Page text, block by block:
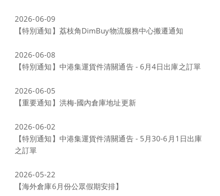
2026-06-09
【特別通知】荔枝角DimBuy物流服務中心搬遷通知
2026-06-08
【特別通知】中港集運貨件清關通告 - 6月4日出庫之訂單
2026-06-05
【重要通知】洪梅-國內倉庫地址更新
2026-06-02
【特別通知】中港集運貨件清關通告 - 5月30-6月1日出庫
之訂單
2026-05-22
【海外倉庫6月份公眾假期安排】